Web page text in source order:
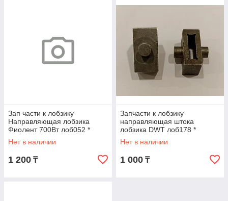
Зап части к лобзику
Направляющая лобзика
Фиолент 700Вт лоб052 *
Нет в наличии
1 200 ₸
Запчасти к лобзику
направляющая штока
лобзика DWT лоб178 *
Нет в наличии
1 000 ₸